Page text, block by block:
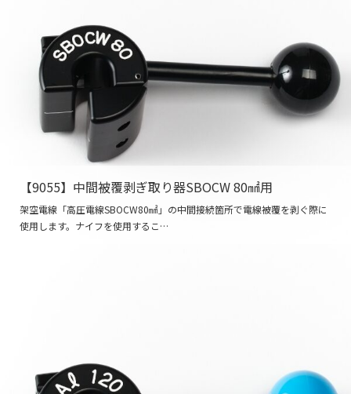
【9055】中間被覆剥ぎ取り器SBOCW 80㎟用
架空電線「高圧電線SBOCW80㎟」の中間接続箇所で電線被覆を剥ぐ際に
使用します。ナイフを使用するこ…